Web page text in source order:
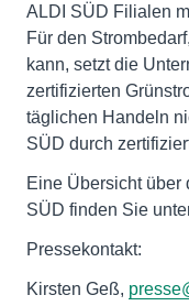
ALDI SÜD Filialen
Für den
kann, setzt die
zertifizierten
täglichen Handeln
SÜD durch
Eine Übersicht über
SÜD finden Sie
Pressekontakt:
Kirsten Geß,